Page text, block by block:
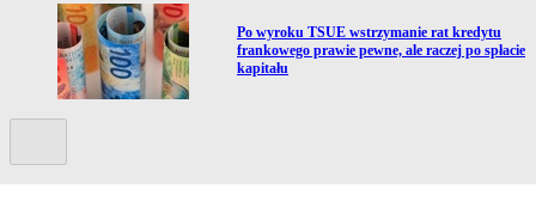
Przejdź do artykułu:
Po wyroku TSUE wstrzymanie rat kredytu
frankowego prawie pewne, ale raczej po spłacie
kapitału